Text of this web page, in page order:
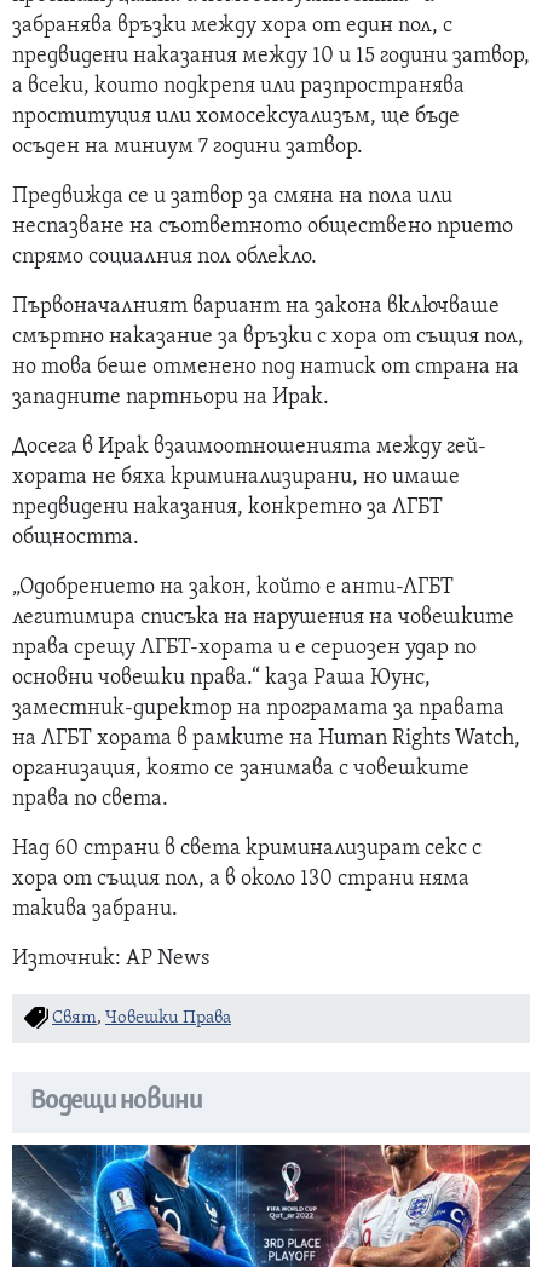
забранява връзки между хора от един пол, с
предвидени наказания между 10 и 15 години затвор,
а всеки, които подкрепя или разпространява
проституция или хомосексуализъм, ще бъде
осъден на миниум 7 години затвор.
Предвижда се и затвор за смяна на пола или
неспазване на съответното обществено прието
спрямо социалния пол облекло.
Първоначалният вариант на закона включваше
смъртно наказание за връзки с хора от същия пол,
но това беше отменено под натиск от страна на
западните партньори на Ирак.
Досега в Ирак взаимоотношенията между гей-
хората не бяха криминализирани, но имаше
предвидени наказания, конкретно за ЛГБТ
общността.
„Одобрението на закон, който е анти-ЛГБТ
легитимира списъка на нарушения на човешките
права срещу ЛГБТ-хората и е сериозен удар по
основни човешки права.“ каза Раша Юунс,
заместник-директор на програмата за правата
на ЛГБТ хората в рамките на Human Rights Watch,
организация, която се занимава с човешките
права по света.
Над 60 страни в света криминализират секс с
хора от същия пол, а в около 130 страни няма
такива забрани.
Източник: AP News
Свят, Човешки Права
Водещи новини